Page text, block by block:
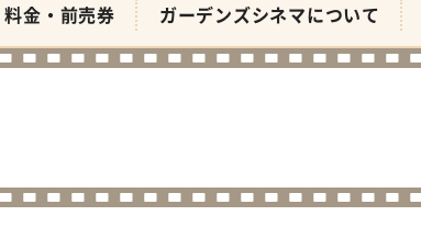
料金・前売券 ガーデンズシネマについて